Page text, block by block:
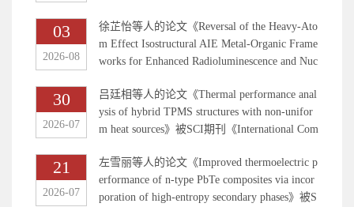
式录用。
03
2026-08
徐芷怡等人的论文《Reversal of the Heavy-Ato
m Effect Isostructural AIE Metal-Organic Frame
works for Enhanced Radioluminescence and Nuc
pplied Electronic Materials》正式录用。
30
2026-07
吕廷相等人的论文《Thermal performance anal
ysis of hybrid TPMS structures with non-unifor
m heat sources》被SCI期刊《International Com
用。
21
2026-07
左雪丽等人的论文《Improved thermoelectric p
erformance of n-type PbTe composites via incor
poration of high-entropy secondary phases》被S